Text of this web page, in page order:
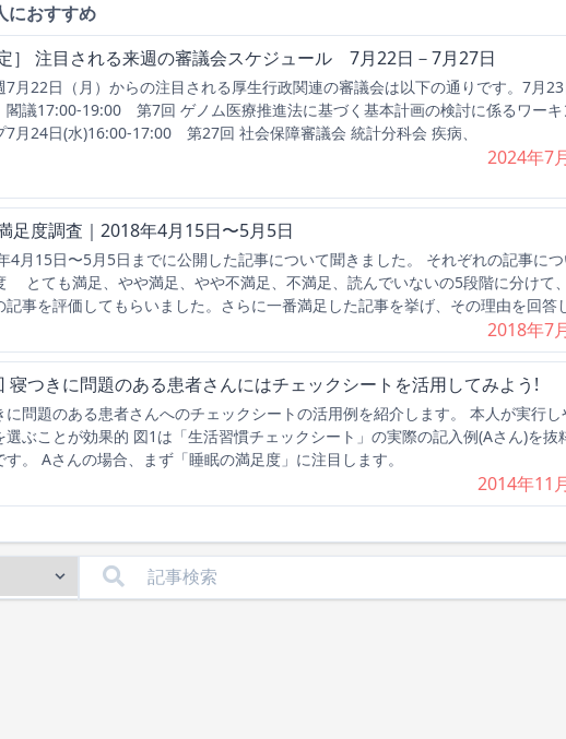
におすすめ
定］ 注目される来週の審議会スケジュール 7月22日－7月27日
月22日（月）からの注目される厚生行政関連の審議会は以下の通りです。7月23
議17:00-19:00 第7回 ゲノム医療推進法に基づく基本計画の検討に係るワーキ
7月24日(水)16:00-17:00 第27回 社会保障審議会 統計分科会 疾病、
2024年7
足度調査｜2018年4月15日〜5月5日
4月15日〜5月5日までに公開した記事について聞きました。 それぞれの記事につ
とても満足、やや満足、やや不満足、不満足、読んでいないの5段階に分けて
記事を評価してもらいました。さらに一番満足した記事を挙げ、その理由を回答
2018年7
寝つきに問題のある患者さんにはチェックシートを活用してみよう!
に問題のある患者さんへのチェックシートの活用例を紹介します。 本人が実行し
選ぶことが効果的 図1は「生活習慣チェックシート」の実際の記入例(Aさん)を抜
す。 Aさんの場合、まず「睡眠の満足度」に注目します。
2014年11